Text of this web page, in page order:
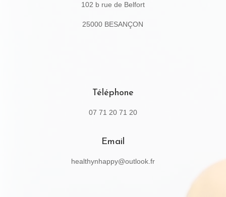
102 b rue de Belfort
25000 BESANÇON
Téléphone
07 71 20 71 20
Email
healthynhappy@outlook.fr